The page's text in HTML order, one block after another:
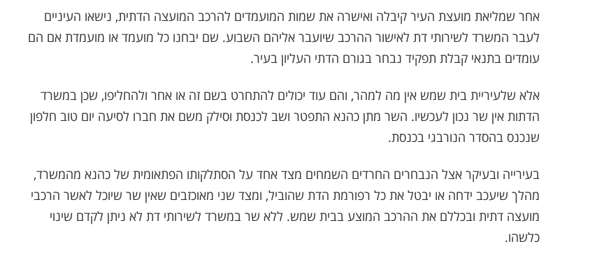
אחר שמליאת מועצת העיר קיבלה ואישרה את שמות המועמדים להרכב המועצה הדתית, נישאו העיניים
לעבר המשרד לשירותי דת לאישור ההרכב שיועבר אליהם השבוע. שם יבחנו כל מועמד או מועמדת אם הם
עומדים בתנאי קבלת תפקיד נבחר בגורם הדתי העליון בעיר.
אלא שלעיריית בית שמש אין מה למהר, והם עוד יכולים להתחרט בשם זה או אחר ולהחליפו, שכן במשרד
הדתות אין שר נכון לעכשיו. השר מתן כהנא התפטר ושב לכנסת וסילק משם את חברו לסיעה יום טוב חלפון
שנכנס בהסדר הנורבגי בכנסת.
בעירייה ובעיקר אצל הנבחרים החרדים השמחים מצד אחד על הסתלקותו הפתאומית של כהנא מהמשרד,
מהלך שיעכב ידחה או יבטל את כל רפורמת הדת שהוביל, ומצד שני מאוכזבים שאין שר שיוכל לאשר הרכבי
מועצה דתית ובכללם את ההרכב המוצע בבית שמש. ללא שר במשרד לשירותי דת לא ניתן לקדם שינוי
כלשהו.